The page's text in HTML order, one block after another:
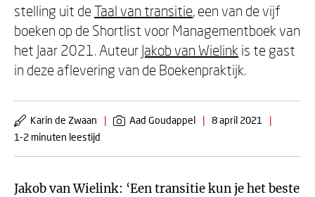
stelling uit de Taal van transitie, een van de vijf
boeken op de Shortlist voor Managementboek van
het Jaar 2021. Auteur Jakob van Wielink is te gast
in deze aflevering van de Boekenpraktijk.
Karin de Zwaan | Aad Goudappel | 8 april 2021
|
1-2 minuten leestijd
Jakob van Wielink: ‘Een transitie kun je het beste